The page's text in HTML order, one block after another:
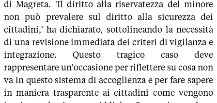
di Magreta. 'Il diritto alla riservatezza del minore
non può prevalere sul diritto alla sicurezza dei
cittadini,' ha dichiarato, sottolineando la necessità
di una revisione immediata dei criteri di vigilanza e
integrazione. Questo tragico caso deve
rappresentare un'occasione per riflettere su cosa non
va in questo sistema di accoglienza e per fare sapere
in maniera trasparente ai cittadini come vengono